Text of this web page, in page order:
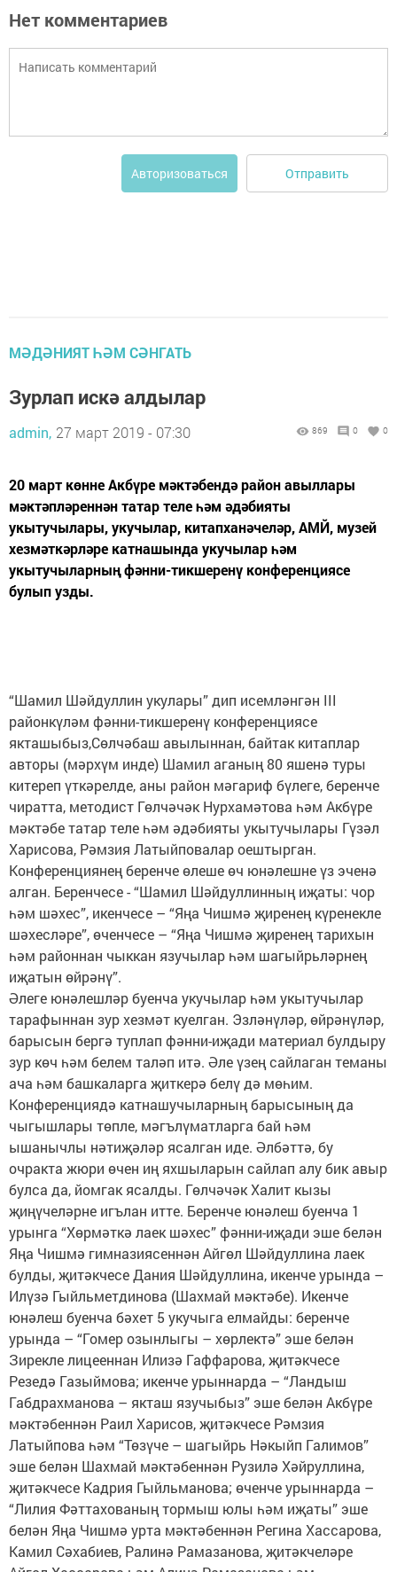
Нет комментариев
Авторизоваться Отправить
МӘДӘНИЯТ ҺӘМ СӘНГАТЬ
Зурлап искә алдылар
admin, 27 март 2019 - 07:30 869 0 0
20 март көнне Акбүре мәктәбендә район авыллары
мәктәпләреннән татар теле һәм әдәбияты
укытучылары, укучылар, китапханәчеләр, АМЙ, музей
хезмәткәрләре катнашында укучылар һәм
укытучыларның фәнни-тикшеренү конференциясе
булып узды.
“Шамил Шәйдуллин укулары” дип исемләнгән III
районкүләм фәнни-тикшеренү конференциясе
якташыбыз,Сөлчәбаш авылыннан, байтак китаплар
авторы (мәрхүм инде) Шамил аганың 80 яшенә туры
китереп үткәрелде, аны район мәгариф бүлеге, беренче
чиратта, методист Гөлчәчәк Нурхамәтова һәм Акбүре
мәктәбе татар теле һәм әдәбияты укытучылары Гүзәл
Харисова, Рәмзия Латыйповалар оештырган.
Конференциянең беренче өлеше өч юнәлешне үз эченә
алган. Беренчесе - “Шамил Шәйдуллинның иҗаты: чор
һәм шәхес”, икенчесе – “Яңа Чишмә җиренең күренекле
шәхесләре”, өченчесе – “Яңа Чишмә җиренең тарихын
һәм районнан чыккан язучылар һәм шагыйрьләрнең
иҗатын өйрәнү”.
Әлеге юнәлешләр буенча укучылар һәм укытучылар
тарафыннан зур хезмәт куелган. Эзләнүләр, өйрәнүләр,
барысын бергә туплап фәнни-иҗади материал булдыру
зур көч һәм белем таләп итә. Әле үзең сайлаган теманы
ача һәм башкаларга җиткерә белү дә мөһим.
Конференциядә катнашучыларның барысының да
чыгышлары төпле, мәгълүматларга бай һәм
ышанычлы нәтиҗәләр ясалган иде. Әлбәттә, бу
очракта жюри өчен иң яхшыларын сайлап алу бик авыр
булса да, йомгак ясалды. Гөлчәчәк Халит кызы
җиңүчеләрне игълан итте. Беренче юнәлеш буенча 1
урынга “Хөрмәткә лаек шәхес” фәнни-иҗади эше белән
Яңа Чишмә гимназиясеннән Айгөл Шәйдуллина лаек
булды, җитәкчесе Дания Шәйдуллина, икенче урында –
Илүзә Гыйльметдинова (Шахмай мәктәбе). Икенче
юнәлеш буенча бәхет 5 укучыга елмайды: беренче
урында – “Гомер озынлыгы – хөрлектә” эше белән
Зирекле лицееннан Илизә Гаффарова, җитәкчесе
Резедә Газыймова; икенче урыннарда – “Ландыш
Габдрахманова – якташ язучыбыз” эше белән Акбүре
мәктәбеннән Раил Харисов, җитәкчесе Рәмзия
Латыйпова һәм “Төзүче – шагыйрь Нәкыйп Галимов”
эше белән Шахмай мәктәбеннән Рузилә Хәйруллина,
җитәкчесе Кадрия Гыйльманова; өченче урыннарда –
“Лилия Фәттахованың тормыш юлы һәм иҗаты” эше
белән Яңа Чишмә урта мәктәбеннән Регина Хассарова,
Камил Сәхабиев, Ралинә Рамазанова, җитәкчеләре